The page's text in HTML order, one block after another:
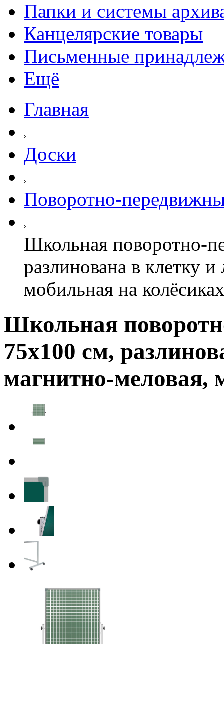
Папки и системы
Канцелярские товары
Письменные
Ещё
Главная
Доски
Поворотно-
Школьная поворотно-
разлинована в клетку
мобильная на
Школьная
75х100 см,
магнитно-меловая,